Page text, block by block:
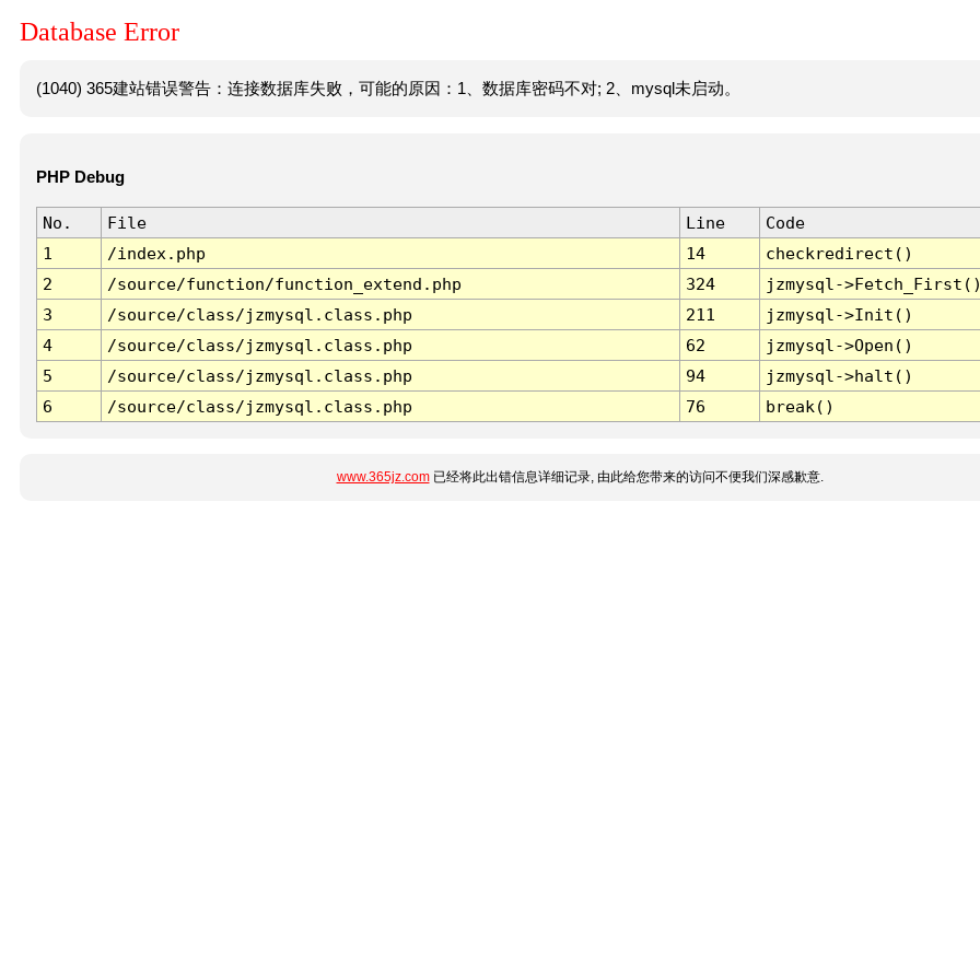
Database Error
(1040) 365建站错误警告：连接数据库失败，可能的原因：1、数据库密码不对; 2、mysql未启动。
PHP Debug
No. File Line
Code
1
/index.php 14
checkredirect()
2
/source/function/function_extend.php 324
jzmysql-
3
/source/class/jzmysql.class.php 211
jzmysql->Init()
4
/source/class/jzmysql.class.php 62
jzmysql->Open()
5
/source/class/jzmysql.class.php 94
jzmysql->halt()
6
/source/class/jzmysql.class.php 76 break()
www.365jz.com已经将此出错信息详细记录, 由此给您带来的访问不便我们深感歉意.